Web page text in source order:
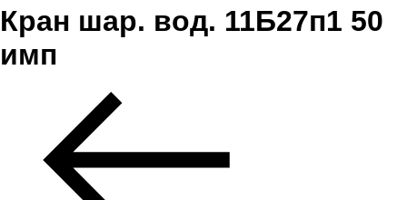
Кран шар. вод. 11Б27п1 50
имп